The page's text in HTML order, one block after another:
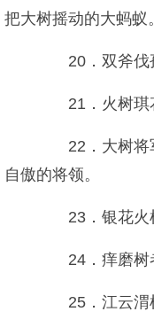
把大树摇动的大蚂蚁
20．双斧伐孤
21．火树琪花
22．大树将
自傲的将领。
23．银花火树
24．痒磨树者
25．江云渭树